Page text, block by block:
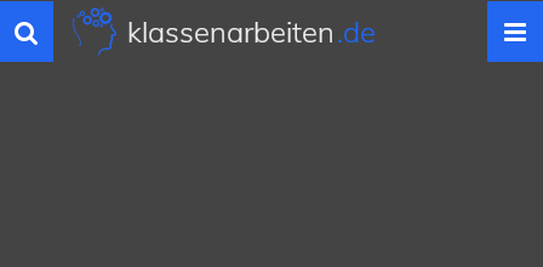
Toggle
navigation
klassenarbeiten.de